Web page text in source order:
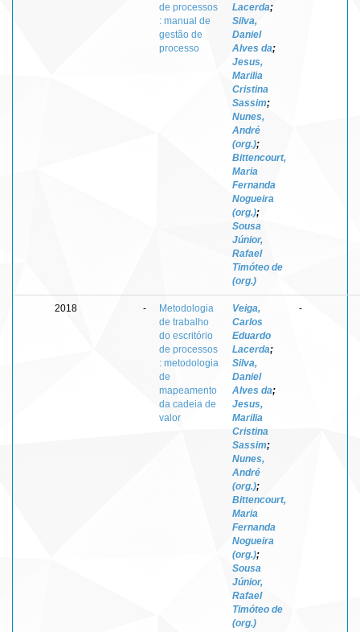
de processos
: manual de
gestão de
processo
Lacerda;
Silva,
Daniel
Alves da;
Jesus,
Marilia
Cristina
Sassim;
Nunes,
André
(org.);
Bittencourt,
Maria
Fernanda
Nogueira
(org.);
Sousa
Júnior,
Rafael
Timóteo de
(org.)
2018 -
Metodologia
de trabalho
do escritório
de processos
: metodologia
de
mapeamento
da cadeia de
valor
Veiga,
Carlos
Eduardo
Lacerda;
Silva,
Daniel
Alves da;
Jesus,
Marilia
Cristina
Sassim;
Nunes,
André
(org.);
Bittencourt,
Maria
Fernanda
Nogueira
(org.);
Sousa
Júnior,
Rafael
Timóteo de
(org.)
-